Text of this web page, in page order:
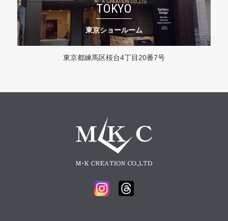
TOKYO
東京ショールーム
東京都練馬区桜台4丁目20番7号